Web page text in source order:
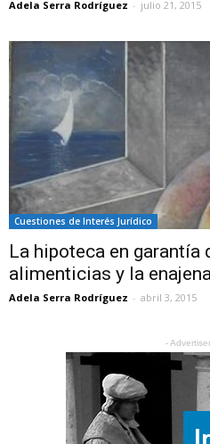
Adela Serra Rodríguez - julio 21, 2015
Cuestiones de Interés Jurídico
La hipoteca en garantía
alimenticias y la
Adela Serra Rodríguez - abril 3, 2015
-